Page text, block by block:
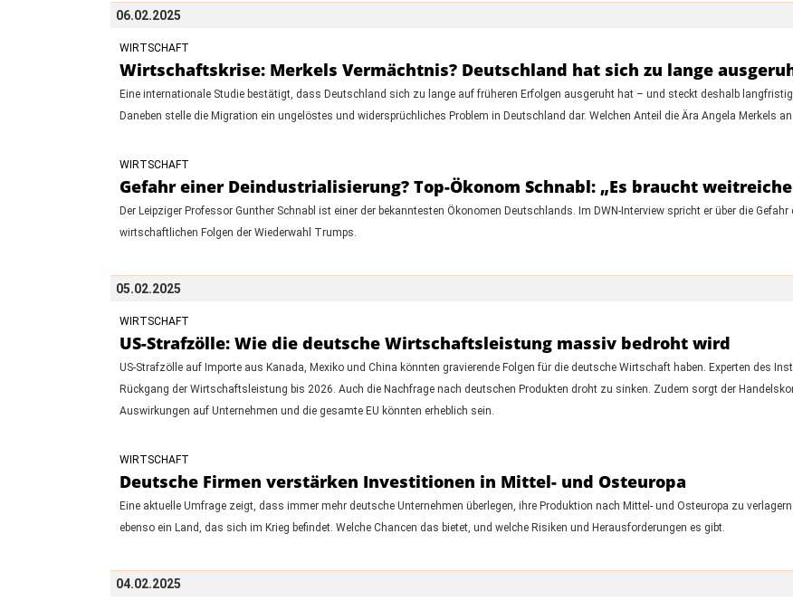
06.02.2025
WIRTSCHAFT
Wirtschaftskrise: Merkels Vermächtnis? Deutschland hat sich zu lange
Eine internationale Studie bestätigt, dass Deutschland sich zu lange auf früheren Erfolgen ausgeruht hat – und steckt deshalb
Daneben stelle die Migration ein ungelöstes und widersprüchliches Problem in Deutschland dar. Welchen Anteil die Ära Angela Merkels
WIRTSCHAFT
Gefahr einer Deindustrialisierung? Top-Ökonom Schnabl: „Es braucht
Der Leipziger Professor Gunther Schnabl ist einer der bekanntesten Ökonomen Deutschlands. Im DWN-Interview spricht er über die
wirtschaftlichen Folgen der Wiederwahl Trumps.
05.02.2025
WIRTSCHAFT
US-Strafzölle: Wie die deutsche Wirtschaftsleistung massiv bedroht wird
US-Strafzölle auf Importe aus Kanada, Mexiko und China könnten gravierende Folgen für die deutsche Wirtschaft haben. Experten des
Rückgang der Wirtschaftsleistung bis 2026. Auch die Nachfrage nach deutschen Produkten droht zu sinken. Zudem sorgt der
Auswirkungen auf Unternehmen und die gesamte EU könnten erheblich sein.
WIRTSCHAFT
Deutsche Firmen verstärken Investitionen in Mittel- und Osteuropa
Eine aktuelle Umfrage zeigt, dass immer mehr deutsche Unternehmen überlegen, ihre Produktion nach Mittel- und Osteuropa zu
ebenso ein Land, das sich im Krieg befindet. Welche Chancen das bietet, und welche Risiken und Herausforderungen es gibt.
04.02.2025